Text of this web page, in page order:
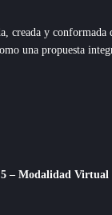
creada y
una propuesta
– Modalidad Virtual